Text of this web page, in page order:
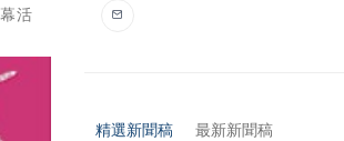
活
精選新聞稿 最新新聞稿